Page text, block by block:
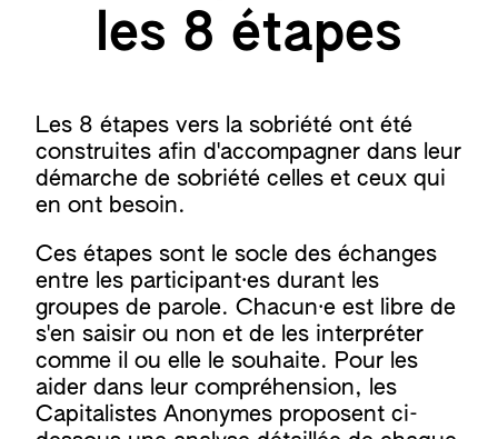
les 8 étapes
Les 8 étapes vers la sobriété ont été
construites afin d'accompagner dans leur
démarche de sobriété celles et ceux qui
en ont besoin.
Ces étapes sont le socle des échanges
entre les participant·es durant les
groupes de parole. Chacun·e est libre de
s'en saisir ou non et de les interpréter
comme il ou elle le souhaite. Pour les
aider dans leur compréhension, les
Capitalistes Anonymes proposent ci-